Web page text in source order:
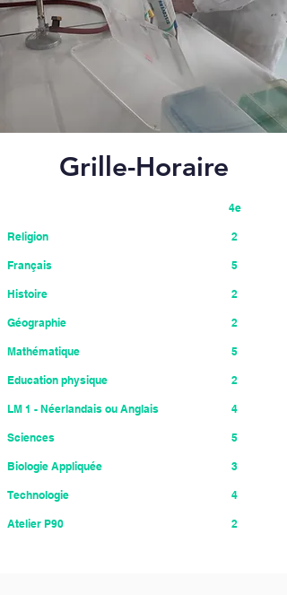
Grille-Horaire
Religion
Français
Histoire
Géographie
Mathématique
Education physique
LM 1 - Néerlandais ou Anglais
Sciences
Biologie Appliquée
Technologie
Atelier P90
4e
2
5
2
2
5
2
4
5
3
4
2